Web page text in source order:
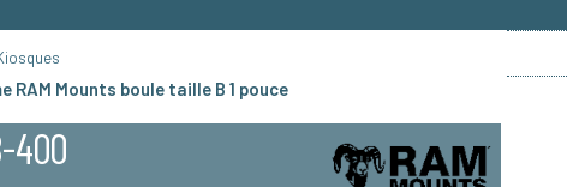
RAM Mounts boule taille B 1 pouce
400